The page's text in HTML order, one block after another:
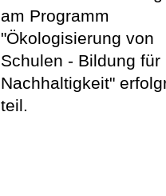
am Programm
"Ökologisierung von
Schulen - Bildung für
Nachhaltigkeit"
teil.